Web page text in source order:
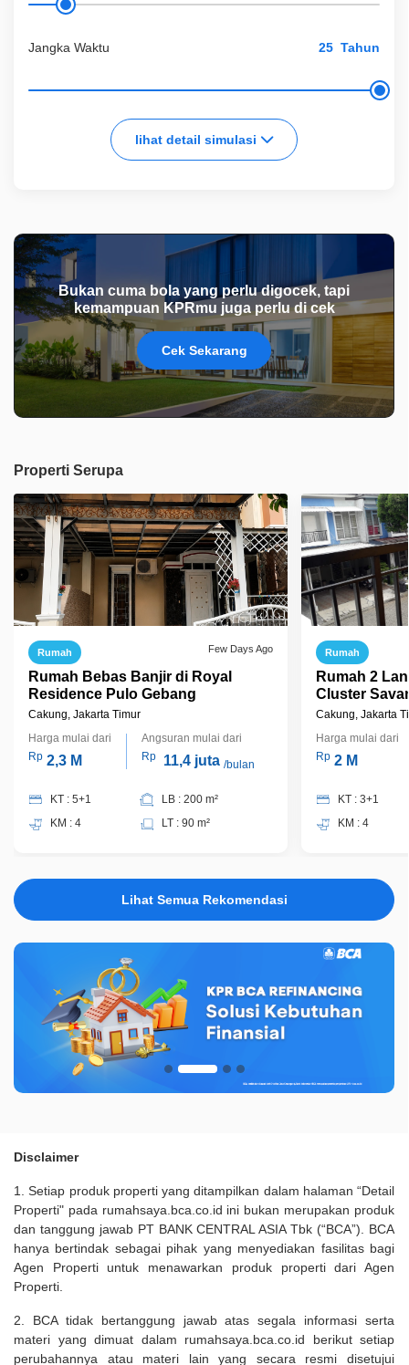
Jangka Waktu Tahun
lihat detail simulasi
Bukan cuma bola yang perlu digocek, tapi
kemampuan KPRmu juga perlu di cek
Cek Sekarang
Properti Serupa
Rumah Few Days Ago
Rumah Bebas Banjir di Royal
Residence Pulo Gebang
Cakung, Jakarta Timur
Harga mulai dari
Rp 2,3 M
Angsuran mulai dari
Rp
11,4 juta /bulan
KT : 5+1
KM : 4
LB : 200 m²
LT : 90 m²
Rumah
Rumah 2
Cluster
Jakarta
Cakung, Jakarta
Harga mulai dari
Rp 2 M
KT : 3+1
KM : 4
Lihat Semua Rekomendasi
Disclaimer
1. Setiap produk properti yang ditampilkan dalam halaman “Detail
Properti" pada rumahsaya.bca.co.id ini bukan merupakan produk
dan tanggung jawab PT BANK CENTRAL ASIA Tbk (“BCA”). BCA
hanya bertindak sebagai pihak yang menyediakan fasilitas bagi
Agen Properti untuk menawarkan produk properti dari Agen
Properti.
2. BCA tidak bertanggung jawab atas segala informasi serta
materi yang dimuat dalam rumahsaya.bca.co.id berikut setiap
perubahannya atau materi lain yang secara resmi disetujui